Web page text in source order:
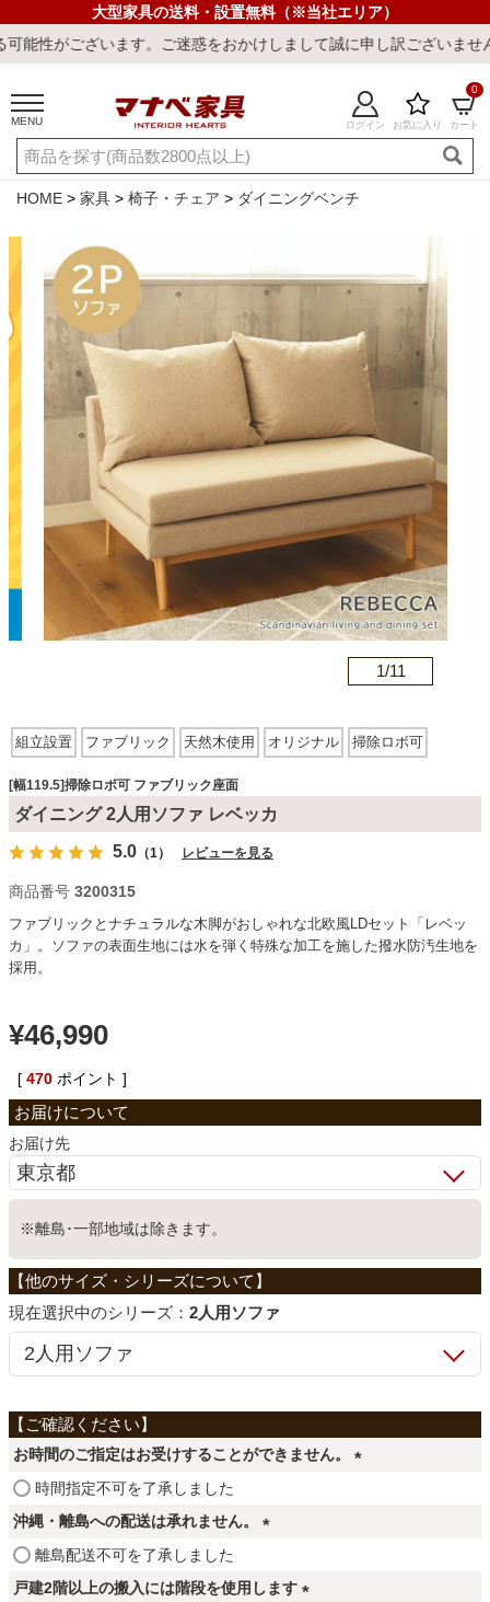
大型家具の送料・設置無料（※当社エリア）
。ご迷惑をおかけしまして誠に申し訳ございません。
MENU ログイン お気に入り カート
0
ご利用ガイド 新規会員登録
店舗一覧 閲覧履歴
キーワード・商品番号で探す
最短発送 冷感ラグ 冷感寝具 ワークデスク ウィルトンラ
カテゴリから探す
ソファ
ダイニングテーブル・セット
椅子・チェア
食器棚・キッチン収納
収納家具
こたつ
カーテン
HOME 家具 椅子・チェア ダイニングベンチ
1/11
組立設置 ファブリック 天然木使用 オリジナル 掃除ロボ可
アーム無 ファブリック座面 木脚
[幅119.5]掃除ロボ可 ファブリック座面
ダイニング 2人用ソファ レベッカ
5.0 （1） レビューを見る
商品番号 3200315
ファブリックとナチュラルな木脚がおしゃれな北欧風LDセット「レベッ
カ」。ソファの表面生地には水を弾く特殊な加工を施した撥水防汚生地を
採用。
¥46,990
[ 470 ポイント ]
お届け先
※離島･一部地域は除きます。
シリーズ： 2人用ソファ
お時間のご指定はお受けすることができません。
時間指定不可を了承しました
沖縄・離島への配送は承れません。
必
離島配送不可を了承しました
戸建2階以上の搬入には階段を使用します